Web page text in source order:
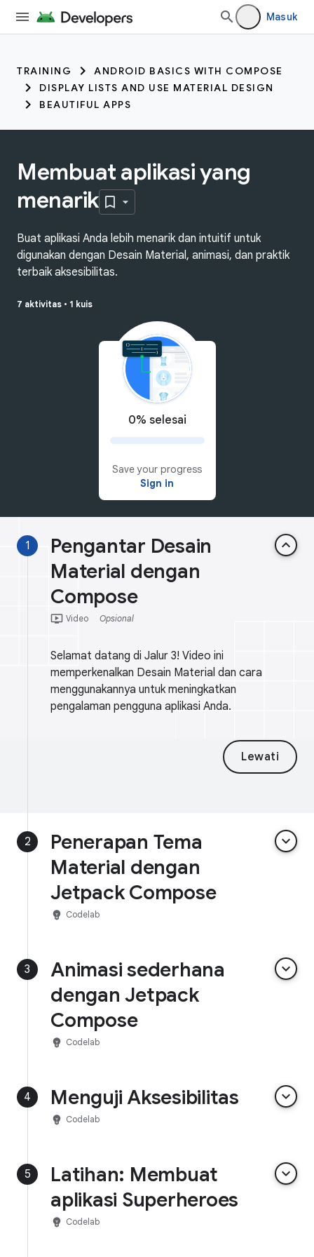
Masuk
TRAINING
ANDROID BASICS WITH COMPOSE
DISPLAY LISTS AND USE MATERIAL DESIGN
BEAUTIFUL APPS
Membuat aplikasi yang
menarik
Buat aplikasi Anda lebih menarik dan intuitif untuk
digunakan dengan Desain Material, animasi, dan praktik
terbaik aksesibilitas.
7 aktivitas • 1 kuis
0% selesai
Save your progress
Sign in
1
Pengantar Desain
Material dengan
Compose
keyboard_arrow_up
ondemand_video Video Opsional
Selamat datang di Jalur 3! Video ini
memperkenalkan Desain Material dan cara
menggunakannya untuk meningkatkan
pengalaman pengguna aplikasi Anda.
Lewati
2
Penerapan Tema
Material dengan
Jetpack Compose
keyboard_arrow_down
emoji_objects Codelab
3
Animasi sederhana
dengan Jetpack
Compose
keyboard_arrow_down
emoji_objects Codelab
4 Menguji Aksesibilitas keyboard_arrow_down
emoji_objects Codelab
5
Latihan: Membuat
aplikasi Superheroes
keyboard_arrow_down
emoji_objects Codelab